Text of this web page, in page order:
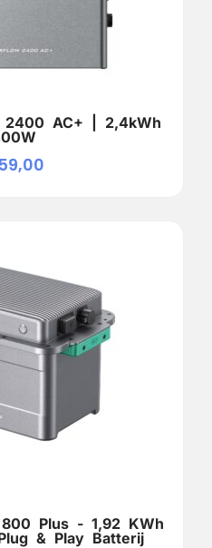
2400 AC+ | 2,4kWh
Plus - 1,92 KWh
& Play Batterij